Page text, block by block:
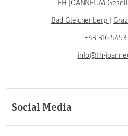
FH JOANNEUM
Bad Gleichenberg
Graz
+43 316
info@fh-
Social Media